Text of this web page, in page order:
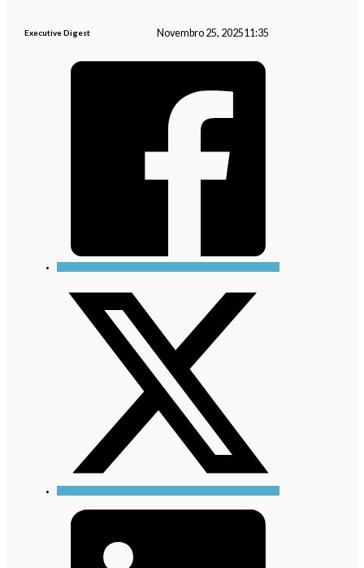
Executive Digest Novembro 25, 202511:35